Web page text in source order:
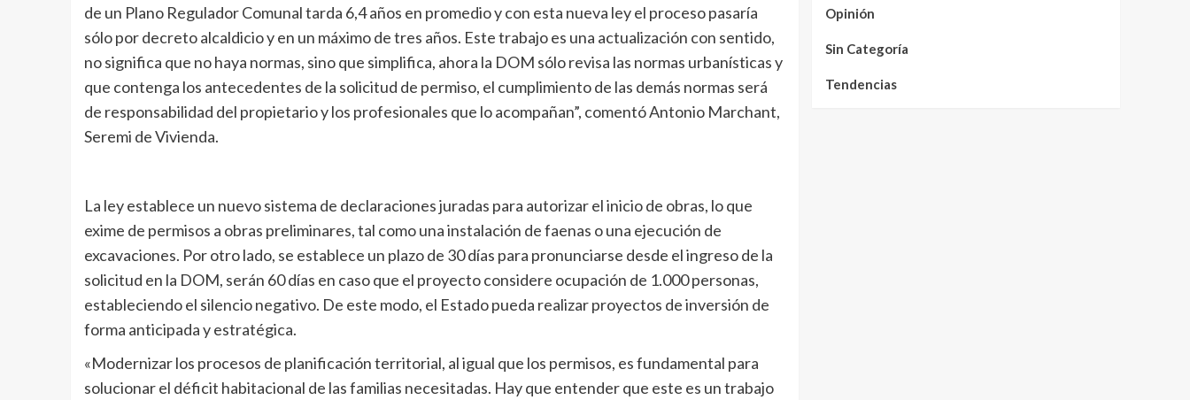
de un Plano Regulador Comunal tarda 6,4 años en promedio y con esta nueva ley el proceso pasaría
sólo por decreto alcaldicio y en un máximo de tres años. Este trabajo es una actualización con sentido,
no significa que no haya normas, sino que simplifica, ahora la DOM sólo revisa las normas urbanísticas y
que contenga los antecedentes de la solicitud de permiso, el cumplimiento de las demás normas será
de responsabilidad del propietario y los profesionales que lo acompañan”, comentó Antonio Marchant,
Seremi de Vivienda.
La ley establece un nuevo sistema de declaraciones juradas para autorizar el inicio de obras, lo que
exime de permisos a obras preliminares, tal como una instalación de faenas o una ejecución de
excavaciones. Por otro lado, se establece un plazo de 30 días para pronunciarse desde el ingreso de la
solicitud en la DOM, serán 60 días en caso que el proyecto considere ocupación de 1.000 personas,
estableciendo el silencio negativo. De este modo, el Estado pueda realizar proyectos de inversión de
forma anticipada y estratégica.
«Modernizar los procesos de planificación territorial, al igual que los permisos, es fundamental para
solucionar el déficit habitacional de las familias necesitadas. Hay que entender que este es un trabajo
Opinión
Sin Categoría
Tendencias